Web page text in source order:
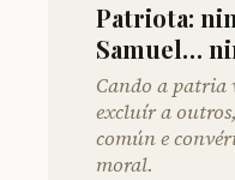
Patriota:
Samuel…
Cando a patria
excluír a
común e
moral.